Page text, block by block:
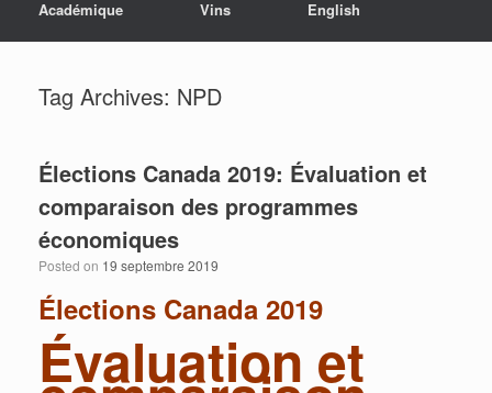
Académique Vins English
Tag Archives: NPD
Élections Canada 2019: Évaluation et
comparaison des programmes
économiques
Posted on 19 septembre 2019
Élections Canada 2019
Évaluation et